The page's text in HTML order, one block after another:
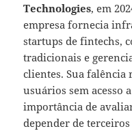
Technologies, em
empresa fornecia
startups de fintechs,
tradicionais e
clientes. Sua
usuários sem acesso
importância de
depender de